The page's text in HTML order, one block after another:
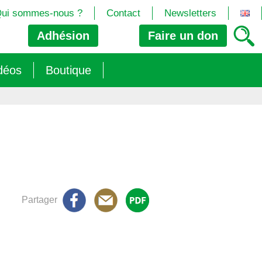
Adhésion Faire un don
sommes-nous ? Contact Newsletters
26)
» s’imposent aux législateurs européens ?
Boutique
Partager